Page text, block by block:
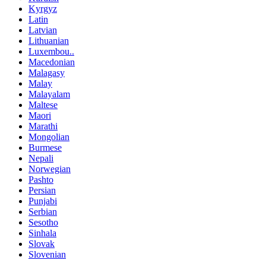
Kyrgyz
Latin
Latvian
Lithuanian
Luxembou..
Macedonian
Malagasy
Malay
Malayalam
Maltese
Maori
Marathi
Mongolian
Burmese
Nepali
Norwegian
Pashto
Persian
Punjabi
Serbian
Sesotho
Sinhala
Slovak
Slovenian